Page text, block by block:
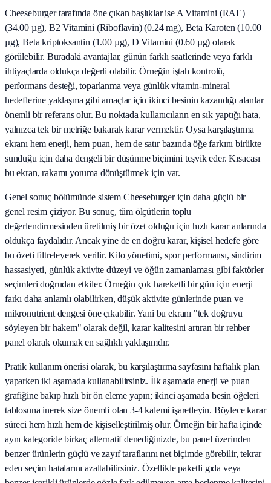
Cheeseburger tarafında öne çıkan başlıklar ise A Vitamini (RAE)
(34.00 µg), B2 Vitamini (Riboflavin) (0.24 mg), Beta Karoten (10.00
µg), Beta kriptoksantin (1.00 µg), D Vitamini (0.60 µg) olarak
görülebilir. Buradaki avantajlar, günün farklı saatlerinde veya farklı
ihtiyaçlarda oldukça değerli olabilir. Örneğin iştah kontrolü,
performans desteği, toparlanma veya günlük vitamin-mineral
hedeflerine yaklaşma gibi amaçlar için ikinci besinin kazandığı alanlar
önemli bir referans olur. Bu noktada kullanıcıların en sık yaptığı hata,
yalnızca tek bir metriğe bakarak karar vermektir. Oysa karşılaştırma
ekranı hem enerji, hem puan, hem de satır bazında öğe farkını birlikte
sunduğu için daha dengeli bir düşünme biçimini teşvik eder. Kısacası
bu ekran, rakamı yoruma dönüştürmek için var.
Genel sonuç bölümünde sistem Cheeseburger için daha güçlü bir
genel resim çiziyor. Bu sonuç, tüm ölçütlerin toplu
değerlendirmesinden üretilmiş bir özet olduğu için hızlı karar anlarında
oldukça faydalıdır. Ancak yine de en doğru karar, kişisel hedefe göre
bu özeti filtreleyerek verilir. Kilo yönetimi, spor performansı, sindirim
hassasiyeti, günlük aktivite düzeyi ve öğün zamanlaması gibi faktörler
seçimleri doğrudan etkiler. Örneğin çok hareketli bir gün için enerji
farkı daha anlamlı olabilirken, düşük aktivite günlerinde puan ve
mikronutrient dengesi öne çıkabilir. Yani bu ekranı "tek doğruyu
söyleyen bir hakem" olarak değil, karar kalitesini artıran bir rehber
panel olarak okumak en sağlıklı yaklaşımdır.
Pratik kullanım önerisi olarak, bu karşılaştırma sayfasını haftalık plan
yaparken iki aşamada kullanabilirsiniz. İlk aşamada enerji ve puan
grafiğine bakıp hızlı bir ön eleme yapın; ikinci aşamada besin öğeleri
tablosuna inerek size önemli olan 3-4 kalemi işaretleyin. Böylece karar
süreci hem hızlı hem de kişiselleştirilmiş olur. Örneğin bir hafta içinde
aynı kategoride birkaç alternatif denediğinizde, bu panel üzerinden
benzer ürünlerin güçlü ve zayıf taraflarını net biçimde görebilir, tekrar
eden seçim hatalarını azaltabilirsiniz. Özellikle paketli gıda veya